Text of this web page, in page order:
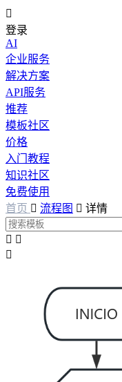

登录
AI
企业服务
解决方案
API服务
推荐
模板社区
价格
入门教程
知识社区
免费使用
首页  流程图  详情
 
